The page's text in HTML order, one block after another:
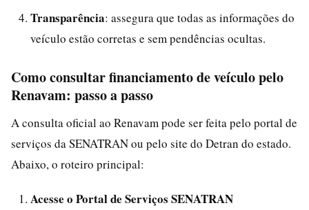
Transparência: assegura que todas as informações do
veículo estão corretas e sem pendências ocultas.
Como consultar financiamento de veículo pelo
Renavam: passo a passo
A consulta oficial ao Renavam pode ser feita pelo portal de
serviços da SENATRAN ou pelo site do Detran do estado.
Abaixo, o roteiro principal:
Acesse o Portal de Serviços SENATRAN